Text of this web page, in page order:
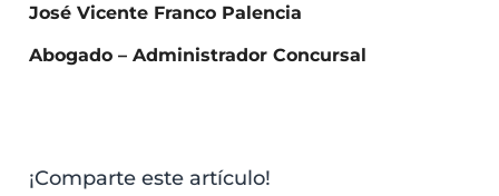
José Vicente Franco Palencia
Abogado – Administrador Concursal
¡Comparte este artículo!